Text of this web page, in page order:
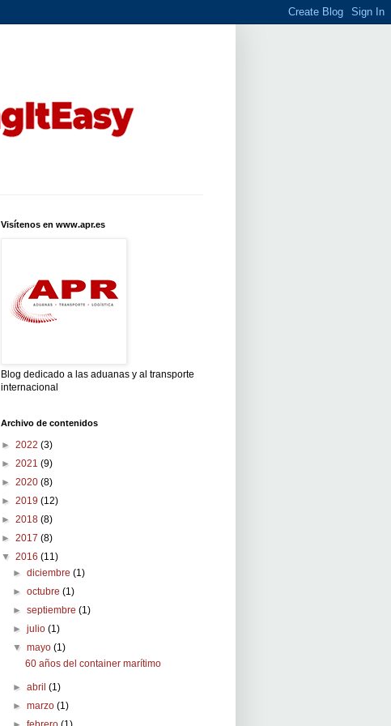
Visítenos en www.apr.es
Blog dedicado a las aduanas y al transporte
internacional
Archivo de contenidos
► 2022 (3)
► 2021 (9)
► 2020 (8)
► 2019 (12)
► 2018 (8)
► 2017 (8)
▼ 2016 (11)
►diciembre(1)
►octubre(1)
►septiembre(1)
►julio(1)
▼mayo(1)
60 años del container marítimo
►abril(1)
►marzo(1)